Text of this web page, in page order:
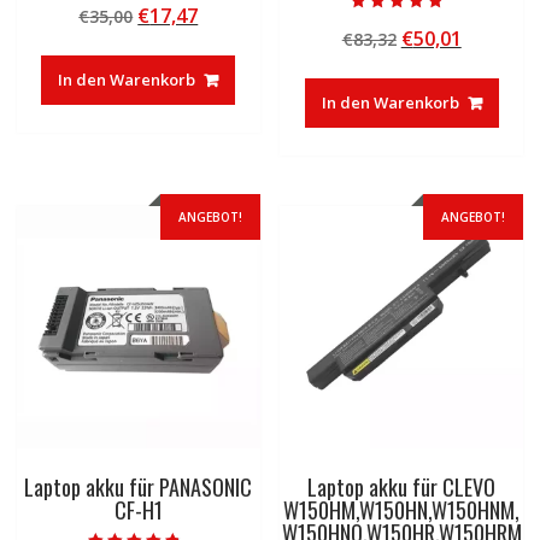
5.00
von 5
€35,00 Ursprünglicher
war:
€35,00
€17,47Aktueller
ist:
€17,47.
In den Warenkorb
5.00
von 5
€83,32 Ursprünglicher
war:
€83,32
€50,01
ist:
€50,01.
In den Warenkorb
ANGEBOT!
Laptop akku für PANASONIC
CF-H1
ANGEBOT!
Laptop akku für CLEVO
W150HM,W150HN,W150HNM,
W150HNQ,W150HR,W150HRM